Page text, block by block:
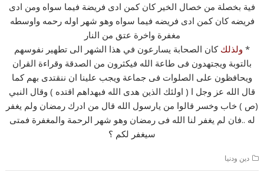
فية بخصلة من خصال الخير كان كمن ادى فريضة فيما سواه ومن ادى
فريضه كان كمن ادى فريضه فيما سواه وهو شهر اوله رحمه واوسطه
مغفرة واخرة عتق من النار
* ولذلك كان الصحابة يسارعون في هذا الشهر الى تطهير نفوسهم
بالتوبة ويجتهدون فى طاعة الله فيكثرون من الصدقة وقراءة القران
ويحافظون على الصلوات فى جماعة ويجب علينا ان ننقتدى بهم كما
قال الله عز وجل ا ( اولئك الذين هدى الله فبهداهم اقتده ) وقال النبي
(ص ) خاب وخسر قالوا من يارسول الله قال من ادرك رمضان ولم يغفر
له ..فان لم يغفر لنا الله فى رمضان وهو شهر الرحمة والمغفرة فمتى
سيغفر لكم ؟
دين ودنيا